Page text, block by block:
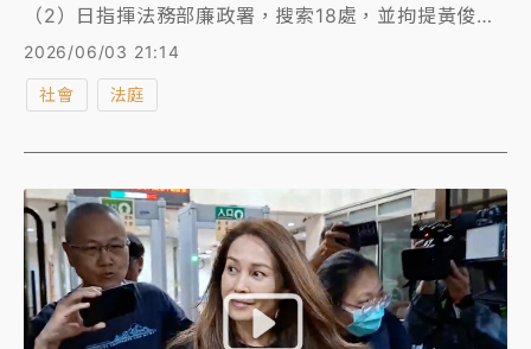
（2）日指揮法務部廉政署，搜索18處，並拘提黃俊哲
等7人到案，檢察官訊問後，今將黃俊哲、服務處唐姓
主任、胡姓助理3人聲押禁見獲准。
2026/06/03 21:14
社會 法庭